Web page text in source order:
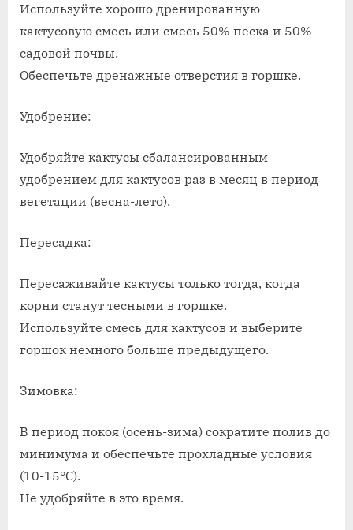
Используйте хорошо дренированную
кактусовую смесь или смесь 50% песка и 50%
садовой почвы.
Обеспечьте дренажные отверстия в горшке.
Удобрение:
Удобряйте кактусы сбалансированным
удобрением для кактусов раз в месяц в период
вегетации (весна-лето).
Пересадка:
Пересаживайте кактусы только тогда, когда
корни станут тесными в горшке.
Используйте смесь для кактусов и выберите
горшок немного больше предыдущего.
Зимовка:
В период покоя (осень-зима) сократите полив до
минимума и обеспечьте прохладные условия
(10-15°C).
Не удобряйте в это время.